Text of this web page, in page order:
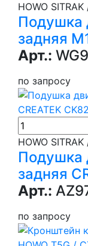
HOWO
Подушка
задняя
Арт.:
по запросу
HOWO
Подушка
задняя
Арт.:
по запросу